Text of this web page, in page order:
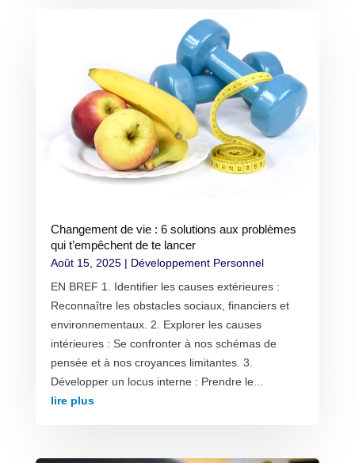
Changement de vie : 6 solutions aux problèmes
qui t’empêchent de te lancer
Août 15, 2025| Développement Personnel
EN BREF 1. Identifier les causes extérieures :
Reconnaître les obstacles sociaux, financiers et
environnementaux. 2. Explorer les causes
intérieures : Se confronter à nos schémas de
pensée et à nos croyances limitantes. 3.
Développer un locus interne : Prendre le...
lire plus